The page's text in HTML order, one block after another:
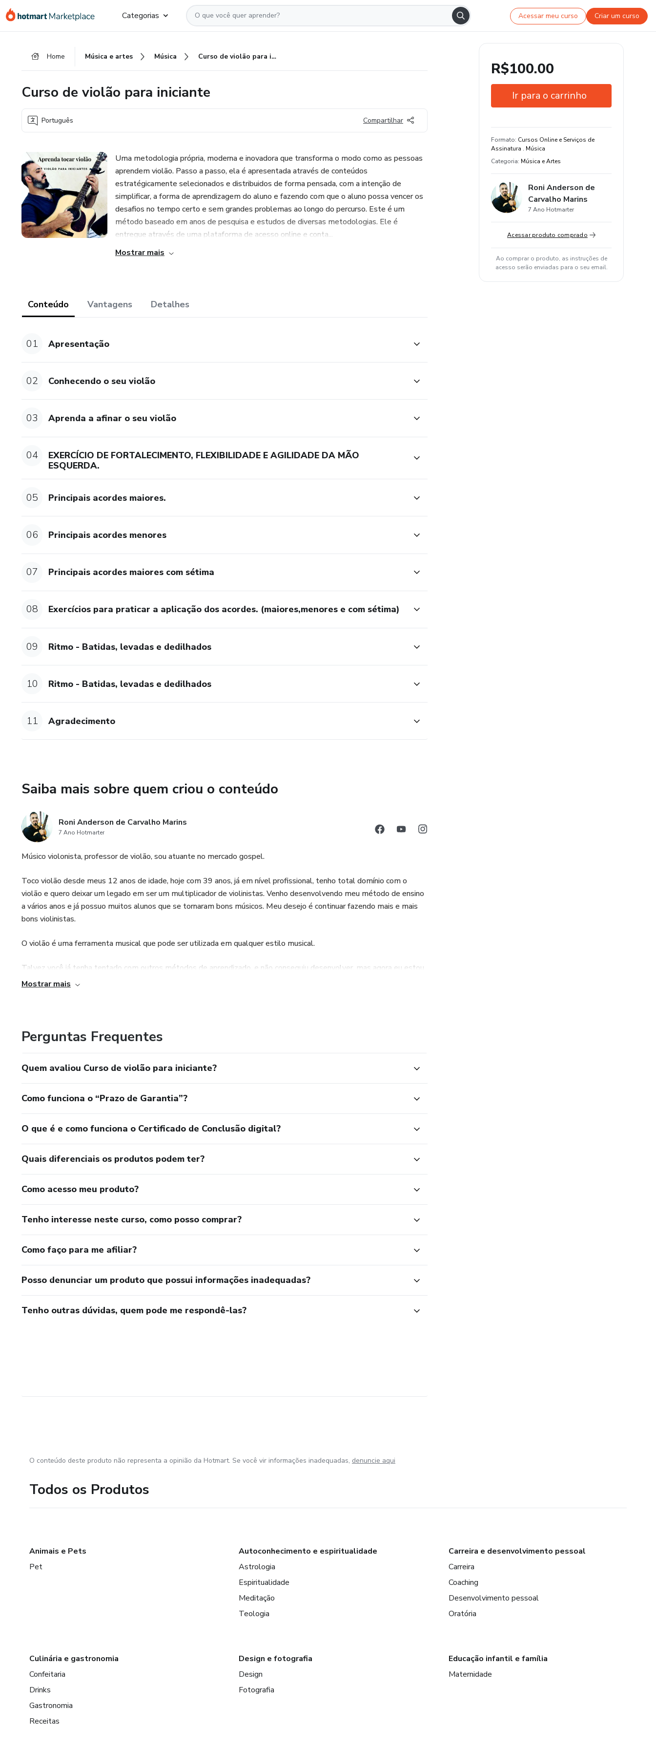
para
para
para
Categorias Acessar meu curso Criar um curso
Home Música e artes Música Curso de violão para iniciante
Curso de violão para iniciante
Português Compartilhar
Uma metodologia própria, moderna e inovadora que transforma o modo como as pessoas
aprendem violão. Passo a passo, ela é apresentada através de conteúdos
estratégicamente selecionados e distribuidos de forma pensada, com a intenção de
simplificar, a forma de aprendizagem do aluno e fazendo com que o aluno possa vencer os
desafios no tempo certo e sem grandes problemas ao longo do percurso. Este é um
método baseado em anos de pesquisa e estudos de diversas metodologias. Ele é
entregue através de uma plataforma de acesso online e conta...
Mostrar mais
Conteúdo Vantagens Detalhes
01 Apresentação
02 Conhecendo o seu violão
03 Aprenda a afinar o seu violão
04
EXERCÍCIO DE FORTALECIMENTO, FLEXIBILIDADE E AGILIDADE DA MÃO
ESQUERDA.
05 Principais acordes maiores.
06 Principais acordes menores
07 Principais acordes maiores com sétima
08 Exercícios para praticar a aplicação dos acordes. (maiores,menores e com sétima)
09 Ritmo - Batidas, levadas e dedilhados
10 Ritmo - Batidas, levadas e dedilhados
11 Agradecimento
Saiba mais sobre quem criou o conteúdo
Roni Anderson de Carvalho Marins
7 Ano Hotmarter
Músico violonista, professor de violão, sou atuante no mercado gospel.
Toco violão desde meus 12 anos de idade, hoje com 39 anos, já em nível profissional, tenho total domínio com o
violão e quero deixar um legado em ser um multiplicador de violinistas. Venho desenvolvendo meu método de ensino
a vários anos e já possuo muitos alunos que se tornaram bons músicos. Meu desejo é continuar fazendo mais e mais
bons violinistas.
O violão é uma ferramenta musical que pode ser utilizada em qualquer estilo musical.
Talvez você já tenha tentado com outros métodos de aprendizado, e não conseguiu desenvolver, mas agora eu estou
te trazendo um método totalmente simplificado que irá te ajudar muito a conquistar o seu sonho de aprender a tocar
Mostrar mais
Perguntas Frequentes
Quem avaliou Curso de violão para iniciante?
Como funciona o “Prazo de Garantia”?
O que é e como funciona o Certificado de Conclusão digital?
Quais diferenciais os produtos podem ter?
Como acesso meu produto?
Tenho interesse neste curso, como posso comprar?
Como faço para me afiliar?
Posso denunciar um produto que possui informações inadequadas?
Tenho outras dúvidas, quem pode me respondê-las?
R$100.00
Ir para o carrinho
Estude do seu jeito e em qualquer
dispositivo
Formato: Cursos Online e Serviços de
Assinatura . Música
Categoria: Música e Artes
Roni Anderson de
Carvalho Marins
7 Ano Hotmarter
Acessar produto comprado
Ao comprar o produto, as instruções de
acesso serão enviadas para o seu email.
O conteúdo deste produto não representa a opinião da Hotmart. Se você vir informações inadequadas, denuncie aqui
Todos os Produtos
Animais e Pets
Pet
Autoconhecimento e espiritualidade
Astrologia
Espiritualidade
Meditação
Teologia
Carreira e desenvolvimento pessoal
Carreira
Coaching
Desenvolvimento pessoal
Oratória
Culinária e gastronomia
Confeitaria
Drinks
Gastronomia
Receitas
Design e fotografia
Design
Fotografia
Educação infantil e família
Maternidade